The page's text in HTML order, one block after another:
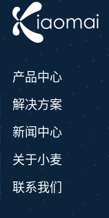
产品中心
解决方案
新闻中心
关于小麦
联系我们